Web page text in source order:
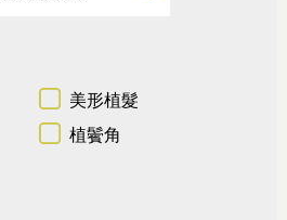
美形植髮
植鬢角